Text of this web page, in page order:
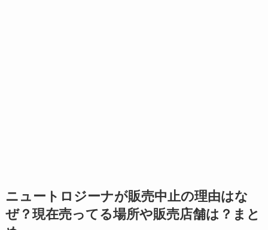
ニュートロジーナが販売中止の理由はな
ぜ？現在売ってる場所や販売店舗は？まと